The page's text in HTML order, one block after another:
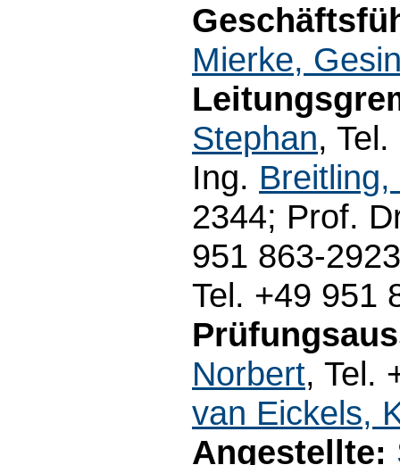
Mierke,
Stephan,
Ing.
2344; Prof.
951 863-
Tel. +49 951
Norbert, Tel.
van Eickels,
Angestellte: